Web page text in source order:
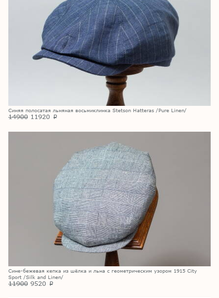
Синяя полосатая льняная восьмиклинка Stetson Hatteras /Pure Linen/
14900 11920 p
Сине-бежевая кепка из шёлка и льна с геометрическим узором 1915 City
Sport /Silk and Linen/
11900 9520 p